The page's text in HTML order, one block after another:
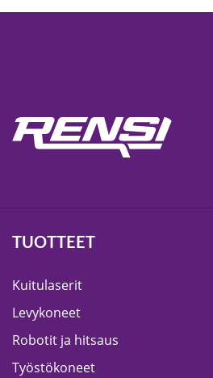
TUOTTEET
Kuitulaserit
Levykoneet
Robotit ja hitsaus
Työstökoneet